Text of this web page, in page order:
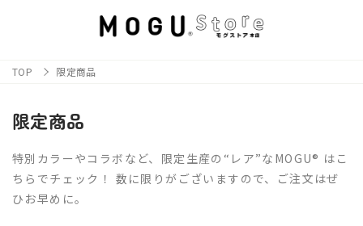
TOP 限定商品
限定商品
特別カラーやコラボなど、限定生産の“レア”なMOGU® はこ
ちらでチェック！ 数に限りがございますので、ご注文はぜ
ひお早めに。